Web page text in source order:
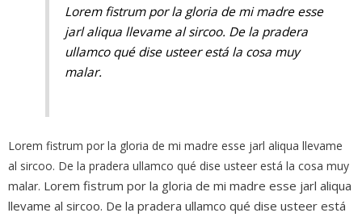
Lorem fistrum por la gloria de mi madre esse
jarl aliqua llevame al sircoo. De la pradera
ullamco qué dise usteer está la cosa muy
malar.
Lorem fistrum por la gloria de mi madre esse jarl aliqua llevame
al sircoo. De la pradera ullamco qué dise usteer está la cosa muy
malar. Lorem fistrum por la gloria de mi madre esse jarl aliqua
llevame al sircoo. De la pradera ullamco qué dise usteer está